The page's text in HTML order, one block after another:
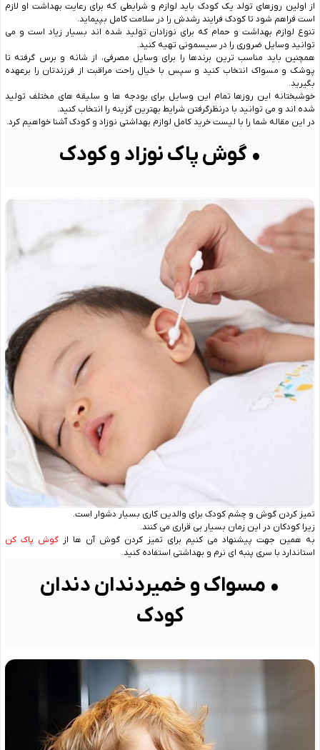
از اولین روزهای تولد یک کودک باید لوازم و شرایطی که برای رعایت بهداشت او لازم
است فراهم شود تا کودک فرایند رشدش را در سلامت کامل بپیماید.
تنوع لوازم بهداشت و حمام که برای نوزادان تولید شده‌ اند بسیار زیاد است و می
‌توانید وسایل ضروری را در سیسمونی تهیه کنید.
همچنین باید مناسب‌ ترین برندها را برای وسایل مصرفی، از شانه و برس گرفته تا
پوشک و مسواک انتخاب کنید و سپس با خیال راحت مراقبت از فرزندتان را برعهده
بگیرید.
خوشبختانه این روزها تمام این وسایل برای بودجه ‌ها و سلیقه ‌های مختلف تولید
شده ‌اند و می ‌توانید با درنظرگرفتن شرایط بهترین گزینه را انتخاب کنید.
در این مقاله شما را با لیست خرید کامل لوازم بهداشتی نوزاد و کودک آشنا خواهیم کرد.
• گوش پاک نوزاد و کودک
تمیز کردن گوش و چشم کودک برای والدین کاری بسیار دشوار است.
زیرا کودکان در این زمان بسیار بی ‌قراری می‌ کنند.
به همین جهت پیشنهاد می‌ کنیم برای تمیز کردن گوش آن ها از گوش پاک ‌کن
استاندارد با سری پنبه ‌ای نرم و بهداشتی استفاده کنید.
• مسواک و خمیردندان دندان
کودک